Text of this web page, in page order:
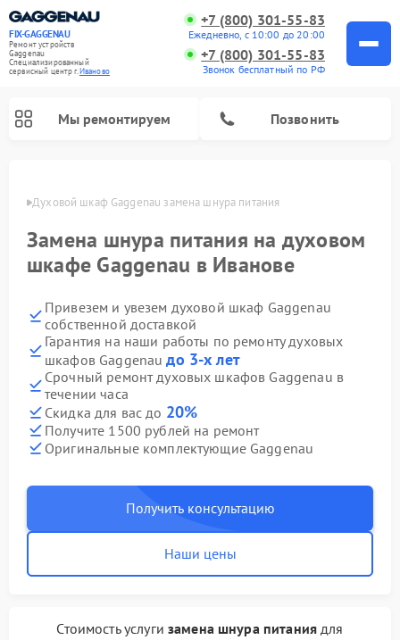
FIX-GAGGENAU
Ремонт устройств
Gaggenau
Специализированный
cервисный центр г.Иваново
+7 (800) 301-55-83
Ежедневно, с 10:00 до 20:00
+7 (800) 301-55-83
Звонок бесплатный по РФ
Мы ремонтируем Позвонить
Духовой шкаф Gaggenau замена шнура питания
Замена шнура питания на духовом
шкафе Gaggenau в Иванове
Привезем и увезем духовой шкаф Gaggenau
собственной доставкой
Гарантия на наши работы по ремонту духовых
шкафов Gaggenauдо 3-х лет
Срочный ремонт духовых шкафов Gaggenau в
течении часа
Скидка для вас до 20%
Получите 1500 рублей на ремонт
Оригинальные комплектующие Gaggenau
Получить консультацию
Наши цены
Стоимость услуги замена шнура питаниядля